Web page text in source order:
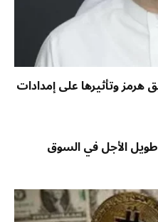
وتأثيرها على إمدادات
الأجل في السوق